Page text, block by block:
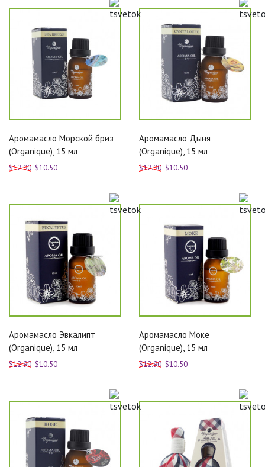
Аромамасло Морской бриз
(Organique), 15 мл
$12.90 $10.50
Аромамасло Дыня
(Organique), 15 мл
$12.90 $10.50
Аромамасло Эвкалипт
(Organique), 15 мл
$12.90 $10.50
Аромамасло Моке
(Organique), 15 мл
$12.90 $10.50